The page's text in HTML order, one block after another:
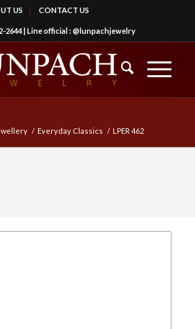
US CONTACT US
2644| Line official :@lunpachjewelry
/ Everyday Classics / LPER 462